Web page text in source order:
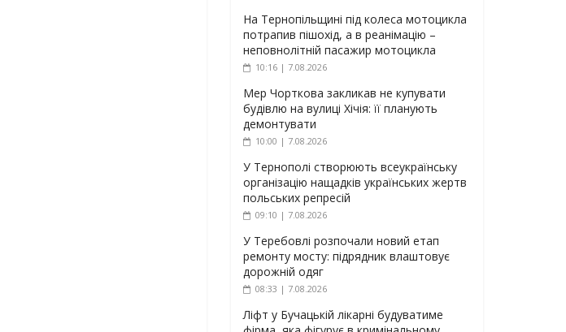
На Тернопільщині під колеса мотоцикла
потрапив пішохід, а в реанімацію –
неповнолітній пасажир мотоцикла
10:16 | 7.08.2026
Мер Чорткова закликав не купувати
будівлю на вулиці Хічія: її планують
демонтувати
10:00 | 7.08.2026
У Тернополі створюють всеукраїнську
організацію нащадків українських жертв
польських репресій
09:10 | 7.08.2026
У Теребовлі розпочали новий етап
ремонту мосту: підрядник влаштовує
дорожній одяг
08:33 | 7.08.2026
Ліфт у Бучацькій лікарні будуватиме